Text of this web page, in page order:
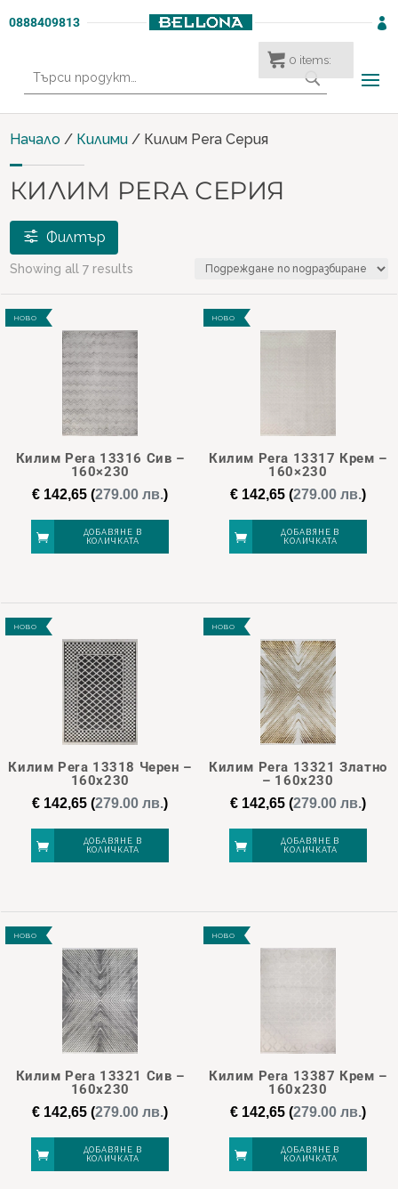
0888409813 
за:
Начало / Килими / Килим Pera Серия
КИЛИМ PERA СЕРИЯ
Филтър
Етикети
new (7)
142
Showing all 7 results
НОВО
Килим Pera 13316 Сив –
160×230
€ 142,65 (279.00 лв.)
ДОБАВЯНЕ В
КОЛИЧКАТА
НОВО
Килим Pera 13317 Крем –
160×230
€142,65(279.00 лв.)
ДОБАВЯНЕ В
КОЛИЧКАТА
НОВО
Килим Pera 13318 Черен –
160х230
€ 142,65 (279.00 лв.)
ДОБАВЯНЕ В
КОЛИЧКАТА
НОВО
Килим Pera 13321 Златно
– 160х230
€142,65(279.00 лв.)
ДОБАВЯНЕ В
КОЛИЧКАТА
НОВО
Килим Pera 13321 Сив –
160х230
€ 142,65 (279.00 лв.)
ДОБАВЯНЕ В
КОЛИЧКАТА
НОВО
Килим Pera 13387 Крем –
160х230
€142,65(279.00 лв.)
ДОБАВЯНЕ В
КОЛИЧКАТА
0 items: